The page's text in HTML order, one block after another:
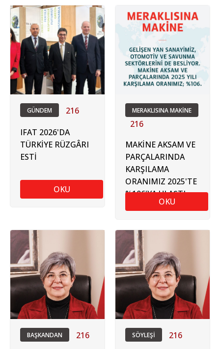
GÜNDEM 216
IFAT 2026'DA
TÜRKİYE RÜZGÂRI
ESTİ
OKU
MERAKLISINA MAKİNE
216
MAKİNE AKSAM VE
PARÇALARINDA
KARŞILAMA
ORANIMIZ 2025'TE
%106'YA ULAŞTI
OKU
BAŞKANDAN 216 SÖYLEŞİ 216